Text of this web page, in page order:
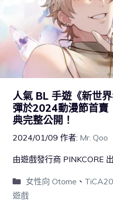
人氣 BL 手遊《新世
彈於2024動漫節首
典完整公開！
2024/01/09 作者: Mr. Qoo
由遊戲發行商 PINKCORE
女性向 Otome 、
遊戲